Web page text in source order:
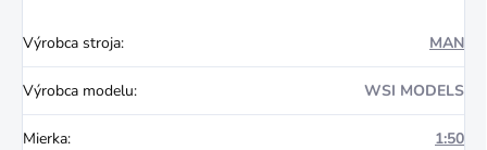
Výrobca stroja: MAN
Výrobca modelu: WSI MODELS
Mierka: 1:50